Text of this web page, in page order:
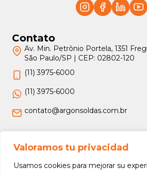
Valoramos tu privacidad
Usamos cookies para mejorar su
Contato
Av. Min. Petrônio Portela, 1351
São Paulo/SP | CEP: 02802-120
(11) 3975-6000
(11) 3975-6000
contato@argonsoldas.com.br
Jurídico
Termos e Condições
Política de Privacidade